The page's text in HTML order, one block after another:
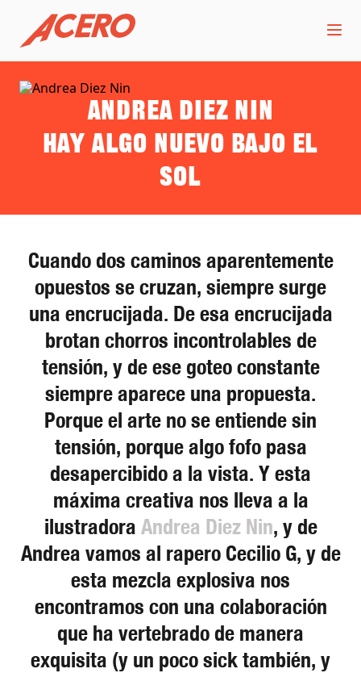
Andrea Diez Nin
Hay algo nuevo bajo el
Sol
Cuando dos caminos aparentemente
opuestos se cruzan, siempre surge
una encrucijada. De esa encrucijada
brotan chorros incontrolables de
tensión, y de ese goteo constante
siempre aparece una propuesta.
Porque el arte no se entiende sin
tensión, porque algo fofo pasa
desapercibido a la vista. Y esta
máxima creativa nos lleva a la
ilustradora Andrea Diez Nin, y de
Andrea vamos al rapero Cecilio G, y de
esta mezcla explosiva nos
encontramos con una colaboración
que ha vertebrado de manera
exquisita (y un poco sick también, y